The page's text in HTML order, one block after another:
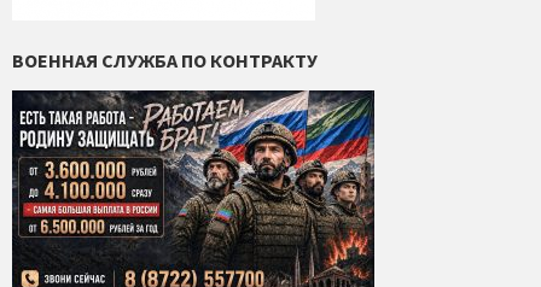
ВОЕННАЯ СЛУЖБА ПО КОНТРАКТУ